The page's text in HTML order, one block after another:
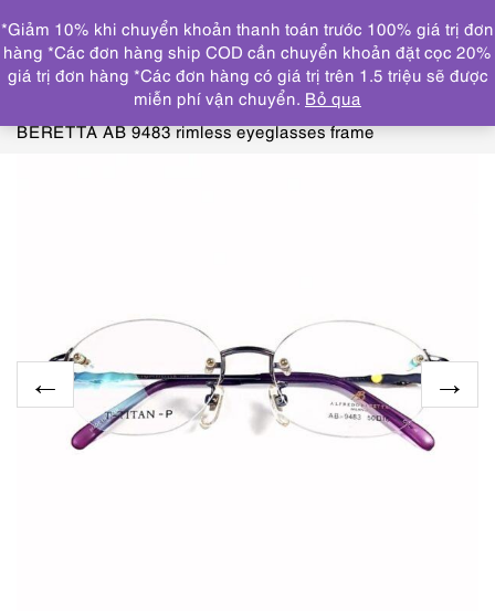
DANH MỤC
Trang chủ KÍNH MẮT
GỌNG KÍNH MỚI/CHƯA SỬ
5511-Gọng kính nữ-Mới/Chưa sử dụng-ALFREDO
BERETTA AB 9483 rimless eyeglasses frame
*Giảm 10% khi chuyển khoản thanh toán trước 100% giá trị đơn
hàng *Các đơn hàng ship COD cần chuyển khoản đặt cọc 20%
giá trị đơn hàng *Các đơn hàng có giá trị trên 1.5 triệu sẽ được
miễn phí vận chuyển. Bỏ qua